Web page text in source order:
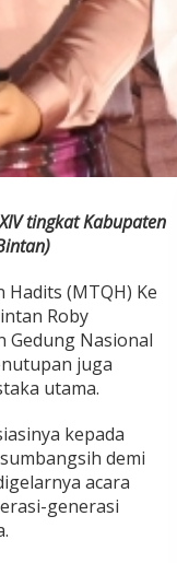
tingkat Kabupaten
(MTQH) Ke
Roby
Gedung Nasional
juga
utama.
kepada
demi
acara
generasi